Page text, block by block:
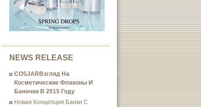
NEWS RELEASE
COSJARВзгляд На
Косметические Флаконы И
Баночки В 2015 Году
Новая Концепция Банки С